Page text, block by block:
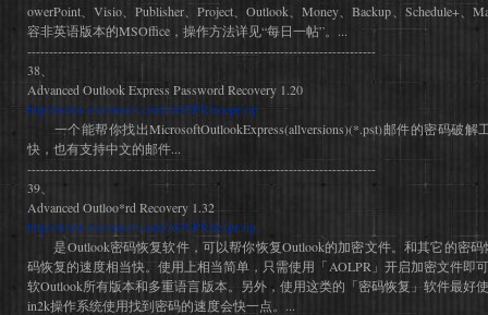
owerPoint、Visio、Publisher、Project、Outlook、Money、Backup、Schedule+、
容非英语版本的MSOffice，操作方法详见“每日一帖”。...
--------------------------------------------------------------------------------
38、
Advanced Outlook Express Password Recovery 1.20
http://www.elcomsoft.com/AOEPR/aoepr.zip
一个能帮你找出MicrosoftOutlookExpress(allversions)(*.pst)邮件的密码破解
快，也有支持中文的邮件...
--------------------------------------------------------------------------------
39、
Advanced Outloo*rd Recovery 1.32
http://www.elcomsoft.com/AOLPR/aolpr.zip
是Outlook密码恢复软件，可以帮你恢复Outlook的加密文件。和其它的密码
码恢复的速度相当快。使用上相当简单，只需使用「AOLPR」开启加密文件即
软Outlook所有版本和多重语言版本。另外，使用这类的「密码恢复」软件最好
in2k操作系统使用找到密码的速度会快一点。...